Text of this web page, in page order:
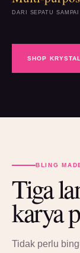
DARI SEPATU
SHOP
BLING
Tiga
karya
Tidak perlu